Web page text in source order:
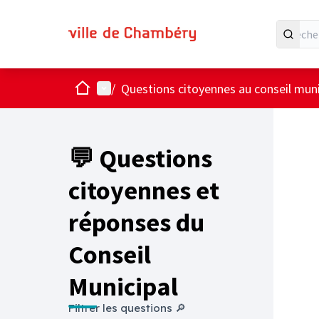
AccueilMenu principal
/ Questions citoyennes au conseil
💬 Questions
citoyennes et
réponses du
Conseil
Municipal
Filtrer les questions 🔎